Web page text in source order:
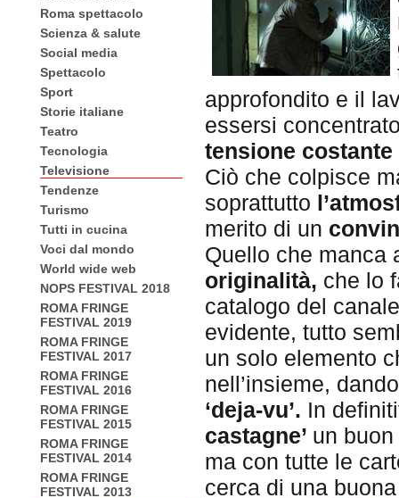
Roma spettacolo
Scienza & salute
Social media
Spettacolo
Sport
Storie italiane
Teatro
Tecnologia
Televisione
Tendenze
Turismo
Tutti in cucina
Voci dal mondo
World wide web
NOPS FESTIVAL 2018
ROMA FRINGE
FESTIVAL 2019
ROMA FRINGE
FESTIVAL 2017
ROMA FRINGE
FESTIVAL 2016
ROMA FRINGE
FESTIVAL 2015
ROMA FRINGE
FESTIVAL 2014
ROMA FRINGE
FESTIVAL 2013
approfondito e il
essersi
tensione costante
Ciò che colpisce
soprattutto
merito di un
Quello che manca
originalità, che lo
catalogo del
evidente, tutto
un solo elemento
nell’insieme,
‘deja-vu’. In
castagne’ un buon
ma con tutte le
cerca di una